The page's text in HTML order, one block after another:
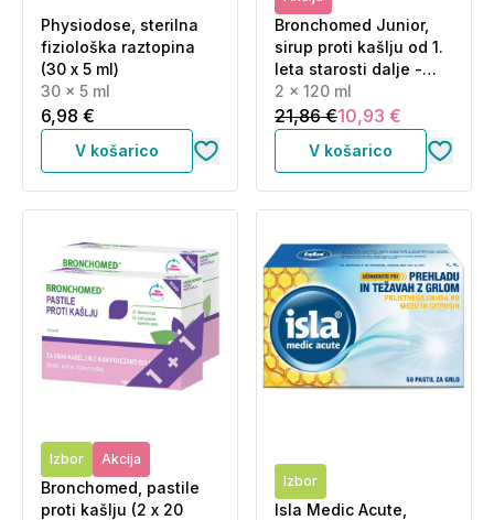
Physiodose, sterilna
fiziološka raztopina
(30 x 5 ml)
30 x 5 ml
6,98 €
V košarico
Bronchomed Junior,
sirup proti kašlju od 1.
leta starosti dalje -
paket (2 x 120 ml)
2 x 120 ml
21,86 €10,93 €
V košarico
Izbor Akcija
Bronchomed, pastile
proti kašlju (2 x 20
Izbor
Isla Medic Acute,